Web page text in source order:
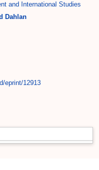
and International Studies
Dahlan
eprint/12913